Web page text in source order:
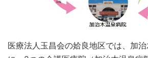
医療法人玉昌会の姶良地区では、加